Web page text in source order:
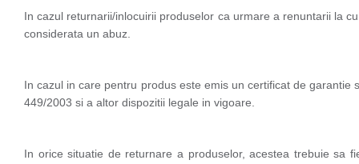
In cazul returnarii/inlocuirii produselor ca urmare a renuntarii la
considerata un abuz.
In cazul in care pentru produs este emis un certificat de
449/2003 si a altor dispozitii legale in vigoare.
In orice situatie de returnare a produselor, acestea trebuie sa